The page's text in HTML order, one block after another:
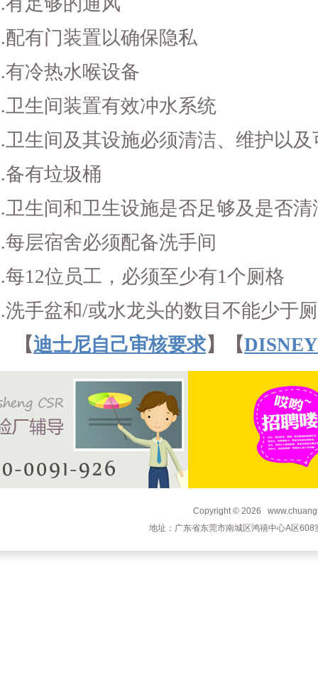
有门装置以确保隐私
冷热水喉设备
生间装置有效冲水系统
生间及其设施必须清洁、维护以及
有垃圾桶
生间和卫生设施是否足够及是否清
层宿舍必须配备洗手间
12位员工，必须至少有1个厕格
手盆和/或水龙头的数目不能少于
【迪士尼自己审核要求】【
Copyright © 2026
地址：广东省东莞市南城区鸿禧中心A区